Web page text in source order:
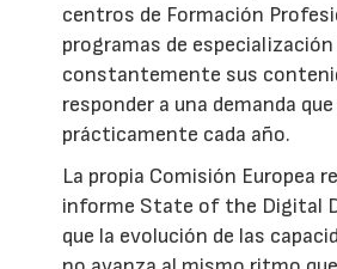
centros de Formación
programas de
constantemente sus
responder a una demanda
prácticamente cada año.
La propia Comisión Europea
informe State of the Digital
que la evolución de las